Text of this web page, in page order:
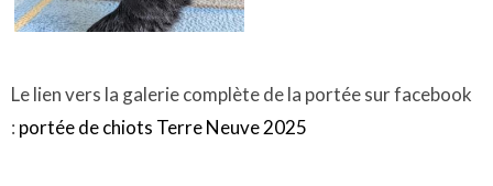
Le lien vers la galerie complète de la portée sur facebook
: portée de chiots Terre Neuve 2025